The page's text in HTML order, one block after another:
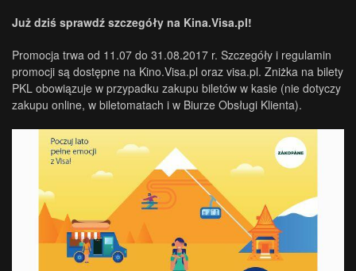
Już dziś sprawdź szczegóły na Kina.Visa.pl!
Promocja trwa od 11.07 do 31.08.2017 r. Szczegóły i regulamin
promocji są dostępne na Kino.Visa.pl oraz visa.pl. Zniżka na bilety
PKL obowiązuje w przypadku zakupu biletów w kasie (nie dotyczy
zakupu online, w biletomatach i w Biurze Obsługi Klienta).